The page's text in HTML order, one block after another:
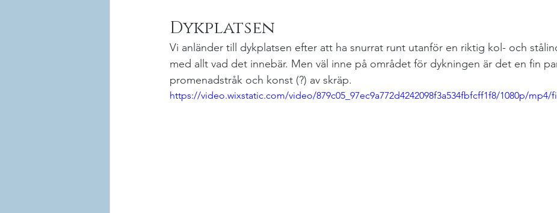
Dykplatsen
Vi anländer till dykplatsen efter att ha snurrat runt utanför en riktig kol- och
med allt vad det innebär. Men väl inne på området för dykningen är det en fin
promenadstråk och konst (?) av skräp.
https://video.wixstatic.com/video/879c05_97ec9a772d4242098f3a534fbfcff1f8/1080p/mp4/